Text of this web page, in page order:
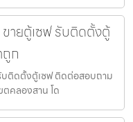
ายตู้เซฟ รับติดตั้งตู้
ก
บติดตั้งตู้เซฟ ติดต่อสอบถาม
ตคลองสาน โด